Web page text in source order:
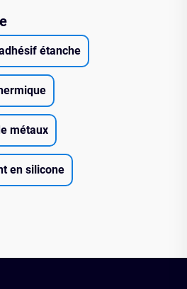
étanche
métaux
en silicone